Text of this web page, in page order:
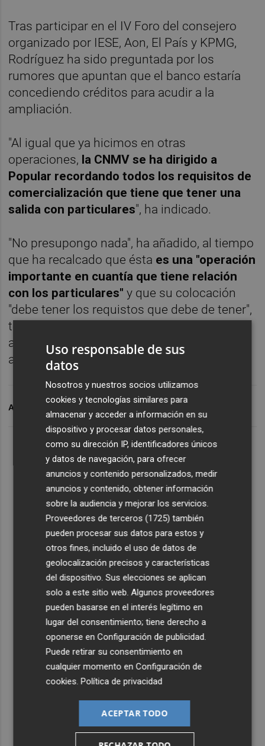
Tras participar en el IV Foro del consejero
organizado por IESE, Aon, El País y KPMG,
Rodríguez ha sido preguntada por los
rumores que apuntan que el banco estaría
concediendo créditos para acudir a la
ampliación.
"Al igual que ya hicimos en otras
operaciones, la CNMV se ha dirigido a
Popular recordando todos los requisitos de
comercialización que tiene que tener una
salida con particulares", ha indicado.
"No presupongo nada", ha añadido, al tiempo
que ha recalcado que ésta es una "operación
importante en cuantía que tiene relación
con los particulares" y que su colocación
"debe tener los requistos que debe de tener",
todo unido a las prescripciones que
aparecen en el folleto que acompaña a la
ampliación.
ARCHIVADO EN CNMV BANCO POPULAR
Uso responsable de sus
datos
Nosotros y nuestros socios utilizamos
cookies y tecnologías similares para
almacenar y acceder a información en su
dispositivo y procesar datos personales,
como su dirección IP, identificadores únicos
y datos de navegación, para ofrecer
anuncios y contenido personalizados, medir
anuncios y contenido, obtener información
sobre la audiencia y mejorar los servicios.
Proveedores de terceros (1725) también
pueden procesar sus datos para estos y
otros fines, incluido el uso de datos de
geolocalización precisos y características
del dispositivo. Sus elecciones se aplican
solo a este sitio web. Algunos proveedores
pueden basarse en el interés legítimo en
lugar del consentimiento; tiene derecho a
oponerse enConfiguración de publicidad.
Puede retirar su consentimiento en
cualquier momento enConfiguración de
cookies.Política de privacidad
ACEPTAR TODO